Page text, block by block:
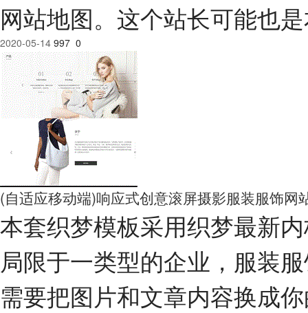
网站地图。这个站长可能也
2020-05-14 997 0
(自适应移动端)响应式创意滚屏摄影服装服饰网
本套织梦模板采用织梦最新
局限于一类型的企业，服装
需要把图片和文章内容换成